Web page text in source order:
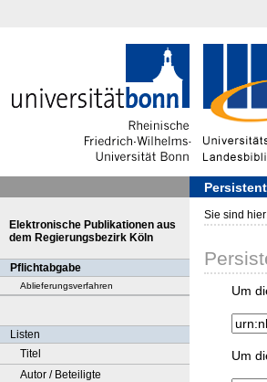
Elektronische Publikationen aus
dem Regierungsbezirk Köln
Pflichtabgabe
Ablieferungsverfahren
Listen
Titel
Autor / Beteiligte
Sie sind
Um
Um